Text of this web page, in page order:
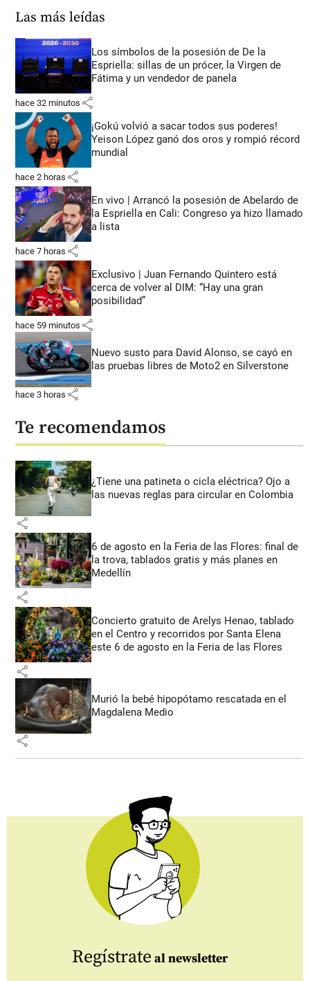
Las más leídas
Los símbolos de la posesión de De la
Espriella: sillas de un prócer, la Virgen de
Fátima y un vendedor de panela
hace 32 minutos share
¡Gokú volvió a sacar todos sus poderes!
Yeison López ganó dos oros y rompió récord
mundial
hace 2 horas share
En vivo | Arrancó la posesión de Abelardo de
la Espriella en Cali: Congreso ya hizo llamado
a lista
hace 7 horas share
Exclusivo | Juan Fernando Quintero está
cerca de volver al DIM: “Hay una gran
posibilidad”
hace 59 minutos share
Nuevo susto para David Alonso, se cayó en
las pruebas libres de Moto2 en Silverstone
hace 3 horas share
Te recomendamos
¿Tiene una patineta o cicla eléctrica? Ojo a
las nuevas reglas para circular en Colombia
share
6 de agosto en la Feria de las Flores: final de
la trova, tablados gratis y más planes en
Medellín
share
Concierto gratuito de Arelys Henao, tablado
en el Centro y recorridos por Santa Elena
este 6 de agosto en la Feria de las Flores
share
Murió la bebé hipopótamo rescatada en el
Magdalena Medio
share
Regístrate al newsletter